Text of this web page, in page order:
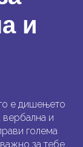
и
е дишењето
вербална и
голема
за тебе.